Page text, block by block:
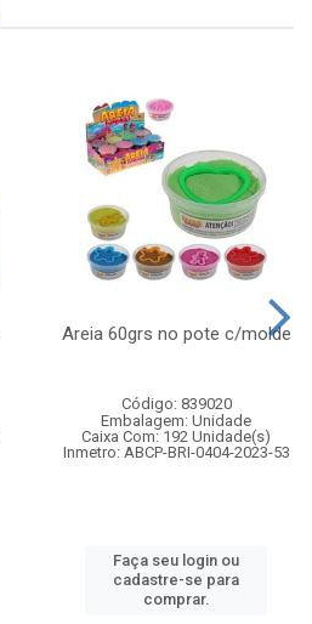
Areia 60grs no pote c/molde
Código: 839020
Embalagem: Unidade
Caixa Com: 192 Unidade(s)
Inmetro: ABCP-BRI-0404-2023-53
Faça seu login ou
cadastre-se para
comprar.